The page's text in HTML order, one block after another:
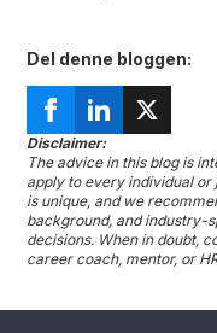
Del denne bloggen:
Disclaimer:
The advice in this blog is
apply to every individual or
is unique, and we
background, and industry-
decisions. When in doubt,
career coach, mentor, or